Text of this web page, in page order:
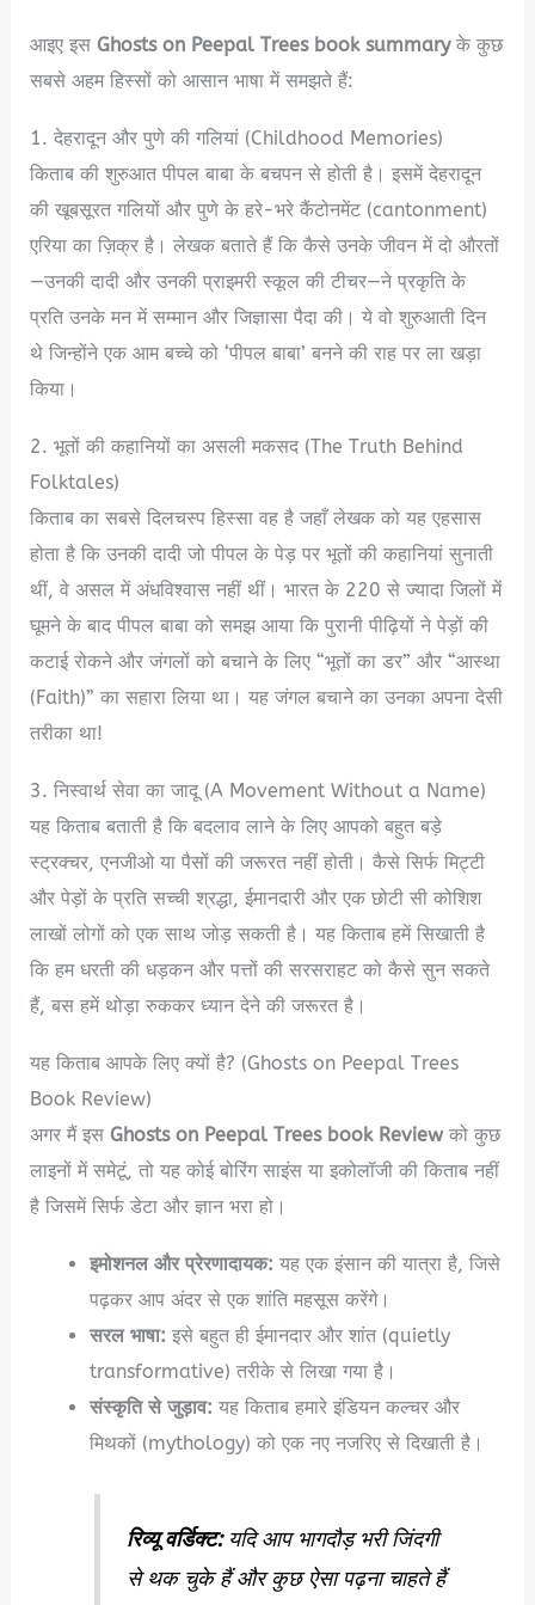
आइए इस Ghosts on Peepal Trees book summaryके कुछ
सबसे अहम हिस्सों को आसान भाषा में समझते हैं:
1. देहरादून और पुणे की गलियां (Childhood Memories)
किताब की शुरुआत पीपल बाबा के बचपन से होती है। इसमें देहरादून
की खूबसूरत गलियों और पुणे के हरे-भरे कैंटोनमेंट (cantonment)
एरिया का ज़िक्र है। लेखक बताते हैं कि कैसे उनके जीवन में दो औरतों
—उनकी दादी और उनकी प्राइमरी स्कूल की टीचर—ने प्रकृति के
प्रति उनके मन में सम्मान और जिज्ञासा पैदा की। ये वो शुरुआती दिन
थे जिन्होंने एक आम बच्चे को ‘पीपल बाबा’ बनने की राह पर ला खड़ा
किया।
2. भूतों की कहानियों का असली मकसद (The Truth Behind
Folktales)
किताब का सबसे दिलचस्प हिस्सा वह है जहाँ लेखक को यह एहसास
होता है कि उनकी दादी जो पीपल के पेड़ पर भूतों की कहानियां सुनाती
थीं, वे असल में अंधविश्वास नहीं थीं। भारत के 220 से ज्यादा जिलों में
घूमने के बाद पीपल बाबा को समझ आया कि पुरानी पीढ़ियों ने पेड़ों की
कटाई रोकने और जंगलों को बचाने के लिए “भूतों का डर” और “आस्था
(Faith)” का सहारा लिया था। यह जंगल बचाने का उनका अपना देसी
तरीका था!
3. निस्वार्थ सेवा का जादू (A Movement Without a Name)
यह किताब बताती है कि बदलाव लाने के लिए आपको बहुत बड़े
स्ट्रक्चर, एनजीओ या पैसों की जरूरत नहीं होती। कैसे सिर्फ मिट्टी
और पेड़ों के प्रति सच्ची श्रद्धा, ईमानदारी और एक छोटी सी कोशिश
लाखों लोगों को एक साथ जोड़ सकती है। यह किताब हमें सिखाती है
कि हम धरती की धड़कन और पत्तों की सरसराहट को कैसे सुन सकते
हैं, बस हमें थोड़ा रुककर ध्यान देने की जरूरत है।
यह किताब आपके लिए क्यों है? (Ghosts on Peepal Trees
Book Review)
अगर मैं इस Ghosts on Peepal Trees book Reviewको कुछ
लाइनों में समेटूं, तो यह कोई बोरिंग साइंस या इकोलॉजी की किताब नहीं
है जिसमें सिर्फ डेटा और ज्ञान भरा हो।
इमोशनल और प्रेरणादायक: यह एक इंसान की यात्रा है, जिसे
पढ़कर आप अंदर से एक शांति महसूस करेंगे।
सरल भाषा: इसे बहुत ही ईमानदार और शांत (quietly
transformative) तरीके से लिखा गया है।
संस्कृति से जुड़ाव: यह किताब हमारे इंडियन कल्चर और
मिथकों (mythology) को एक नए नजरिए से दिखाती है।
रिव्यू वर्डिक्ट:यदि आप भागदौड़ भरी जिंदगी
से थक चुके हैं और कुछ ऐसा पढ़ना चाहते हैं